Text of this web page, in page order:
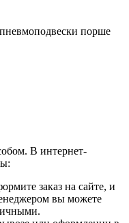
порше
В интернет-
заказ на сайте, и
вы можете